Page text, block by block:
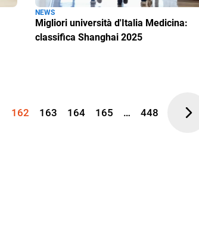
NEWS
Migliori università d'Italia Medicina:
classifica Shanghai 2025
162 163 164 165 … 448